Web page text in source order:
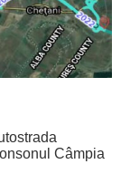
Câmpia